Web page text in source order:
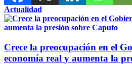
Actualidad
Crece la preocupación en el
economía real y aumenta la